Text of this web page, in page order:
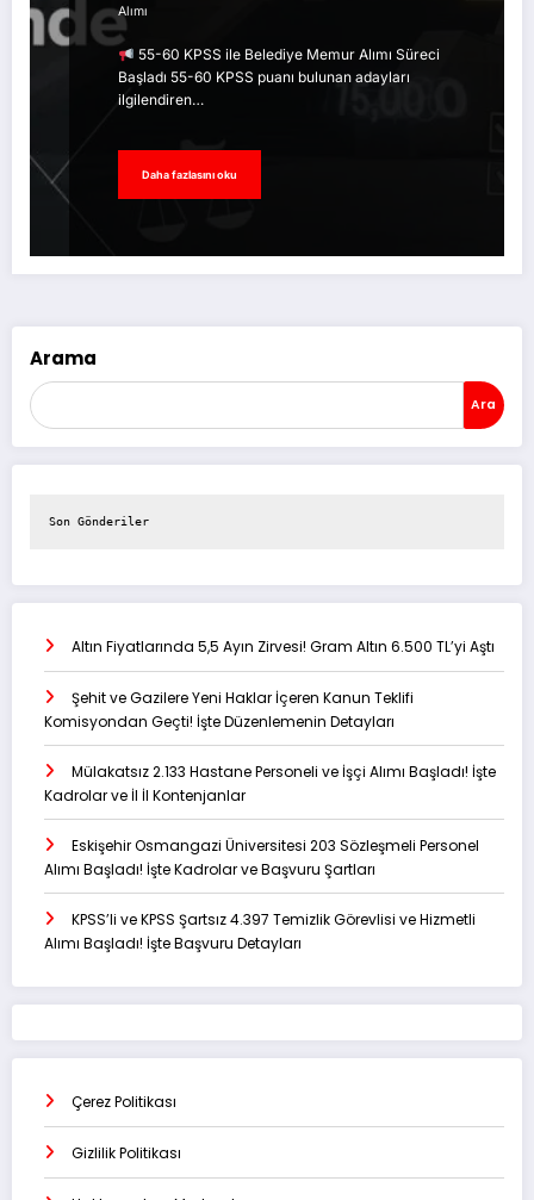
Alımı
55-60 KPSS ile Belediye Memur Alımı Süreci
Başladı 55-60 KPSS puanı bulunan adayları
ilgilendiren…
Daha fazlasını oku
Arama
Ara
Son Gönderiler
Altın Fiyatlarında 5,5 Ayın Zirvesi! Gram Altın 6.500 TL’yi Aştı
Şehit ve Gazilere Yeni Haklar İçeren Kanun Teklifi
Komisyondan Geçti! İşte Düzenlemenin Detayları
Mülakatsız 2.133 Hastane Personeli ve İşçi Alımı Başladı! İşte
Kadrolar ve İl İl Kontenjanlar
Eskişehir Osmangazi Üniversitesi 203 Sözleşmeli Personel
Alımı Başladı! İşte Kadrolar ve Başvuru Şartları
KPSS’li ve KPSS Şartsız 4.397 Temizlik Görevlisi ve Hizmetli
Alımı Başladı! İşte Başvuru Detayları
Çerez Politikası
Gizlilik Politikası